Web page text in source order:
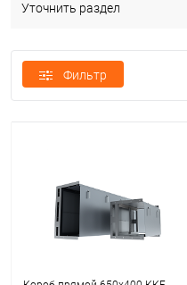
Уточнить раздел
Фильтр